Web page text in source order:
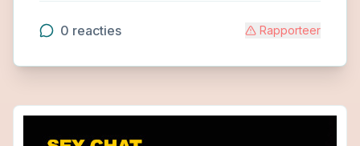
0 reacties Rapporteer